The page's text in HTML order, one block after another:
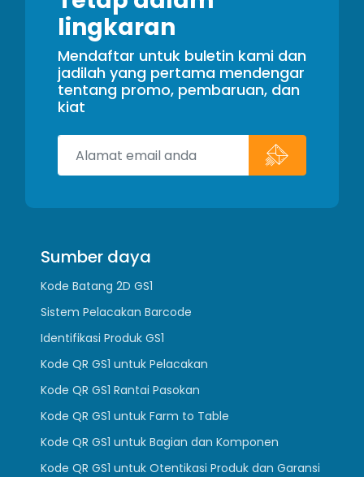
lingkaran
Mendaftar untuk buletin kami dan
jadilah yang pertama mendengar
tentang promo, pembaruan, dan
kiat
Sumber daya
Kode Batang 2D GS1
Sistem Pelacakan Barcode
Identifikasi Produk GS1
Kode QR GS1 untuk Pelacakan
Kode QR GS1 Rantai Pasokan
Kode QR GS1 untuk Farm to Table
Kode QR GS1 untuk Bagian dan Komponen
Kode QR GS1 untuk Otentikasi Produk dan Garansi